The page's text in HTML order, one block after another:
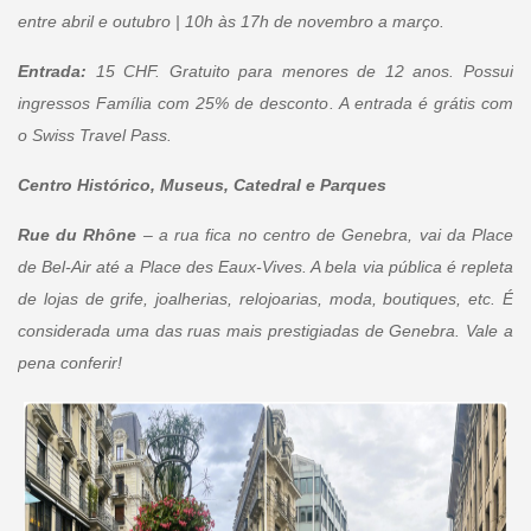
entre abril e outubro | 10h às 17h de novembro a março.
Entrada:
15 CHF. Gratuito para menores de 12 anos. Possui
ingressos Família com 25% de desconto. A entrada é grátis com
o Swiss Travel Pass.
Centro Histórico, Museus, Catedral e Parques
Rue du Rhône – a rua fica no centro de Genebra, vai da Place
de Bel-Air até a Place des Eaux-Vives. A bela via pública é repleta
de lojas de grife, joalherias, relojoarias, moda, boutiques, etc. É
considerada uma das ruas mais prestigiadas de Genebra. Vale a
pena conferir!